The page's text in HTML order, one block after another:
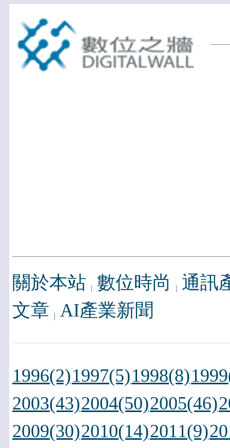
關於本站 數位時尚
通訊
文章 AI產業新聞
1996(2)1997(5)1998(8)
2003(43)2004(50)2005(46)
2009(30)2010(14)2011(9)